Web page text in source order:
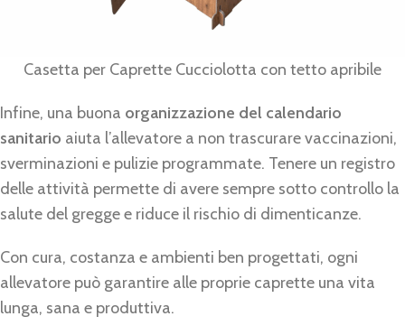
Casetta per Caprette Cucciolotta con tetto apribile
Infine, una buona organizzazione del calendario
sanitario aiuta l’allevatore a non trascurare vaccinazioni,
sverminazioni e pulizie programmate. Tenere un registro
delle attività permette di avere sempre sotto controllo la
salute del gregge e riduce il rischio di dimenticanze.
Con cura, costanza e ambienti ben progettati, ogni
allevatore può garantire alle proprie caprette una vita
lunga, sana e produttiva.